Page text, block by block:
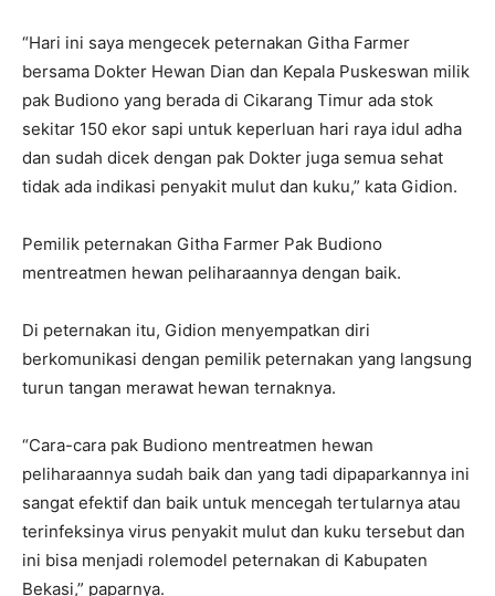
“Hari ini saya mengecek peternakan Githa Farmer
bersama Dokter Hewan Dian dan Kepala Puskeswan milik
pak Budiono yang berada di Cikarang Timur ada stok
sekitar 150 ekor sapi untuk keperluan hari raya idul adha
dan sudah dicek dengan pak Dokter juga semua sehat
tidak ada indikasi penyakit mulut dan kuku,” kata Gidion.
Pemilik peternakan Githa Farmer Pak Budiono
mentreatmen hewan peliharaannya dengan baik.
Di peternakan itu, Gidion menyempatkan diri
berkomunikasi dengan pemilik peternakan yang langsung
turun tangan merawat hewan ternaknya.
“Cara-cara pak Budiono mentreatmen hewan
peliharaannya sudah baik dan yang tadi dipaparkannya ini
sangat efektif dan baik untuk mencegah tertularnya atau
terinfeksinya virus penyakit mulut dan kuku tersebut dan
ini bisa menjadi rolemodel peternakan di Kabupaten
Bekasi,” paparnya.